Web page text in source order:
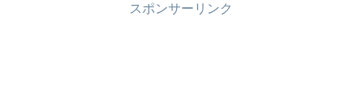
スポンサーリンク